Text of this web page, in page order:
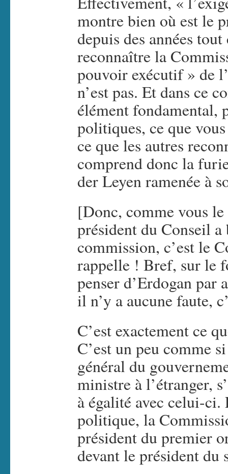
montre bien où est le
depuis des années
reconnaître la
pouvoir exécutif » de
n’est pas. Et dans ce
élément fondamental,
politiques, ce que
ce que les autres
comprend donc la
der Leyen ramenée à
[Donc, comme vous
président du Conseil a
commission, c’est le
rappelle ! Bref, sur le
penser d’Erdogan par
il n’y a aucune faute,
C’est exactement ce
C’est un peu comme
général du
ministre à l’étranger,
à égalité avec celui-ci.
politique, la
président du premier
devant le président du